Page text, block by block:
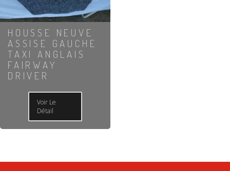
HOUSSE NEUVE
ASSISE GAUCHE
TAXI ANGLAIS
FAIRWAY
DRIVER
Voir Le
Détail